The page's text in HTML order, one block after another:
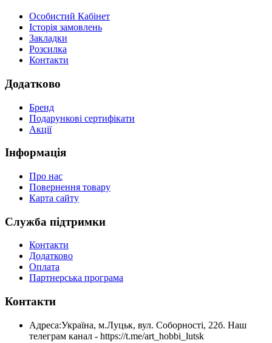
Особистий Кабінет
Історія замовлень
Закладки
Розсилка
Контакти
Додатково
Бренд
Подарункові сертифікати
Акції
Інформація
Про нас
Повернення товару
Карта сайту
Служба підтримки
Контакти
Додатково
Оплата
Партнерська програма
Контакти
Адреса:Україна, м.Луцьк, вул. Соборності, 22б. Наш
телеграм канал - https://t.me/art_hobbi_lutsk